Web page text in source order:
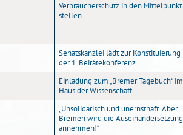
Verbraucherschutz in den Mittelpunkt
stellen
Senatskanzlei lädt zur Konstituierung
der 1. Beirätekonferenz
Einladung zum „Bremer Tagebuch“ im
Haus der Wissenschaft
„Unsolidarisch und unernsthaft. Aber
Bremen wird die Auseinandersetzung
annehmen!“